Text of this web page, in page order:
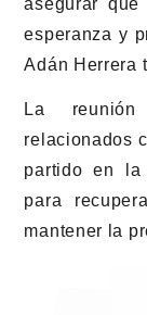
asegurar
esperanza y
Adán Herrera
La
relacionados
partido en la
para
mantener la